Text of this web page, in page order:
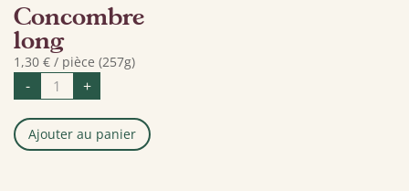
Concombre
long
1,30 € / pièce (257g)
- quantité
Concombre
long
+
Ajouter au panier